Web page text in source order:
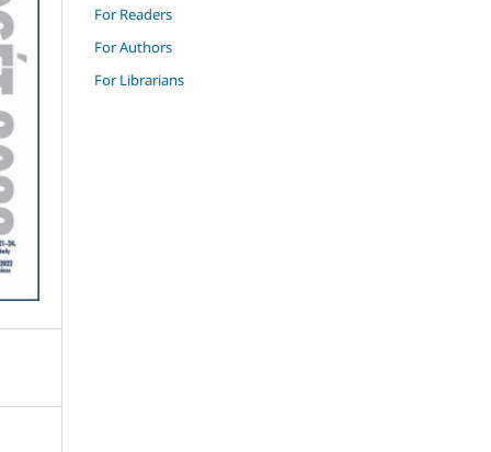
For Readers
For Authors
For Librarians